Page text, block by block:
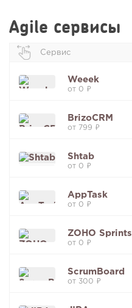
Agile сервисы
Сервис
Weeek
от 0 ₽
BrizoCRM
от 799 ₽
Shtab
от 0 ₽
AppTask
от 0 ₽
ZOHO Sprints
от 0 ₽
ScrumBoard
от 300 ₽